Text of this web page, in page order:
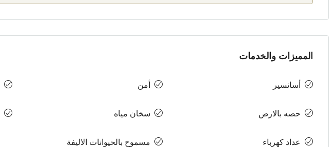
المميزات والخدمات
أسانسير أمن
حصه بالارض سخان مياه
عداد كهرباء مسموح بالحيوانات الاليفة